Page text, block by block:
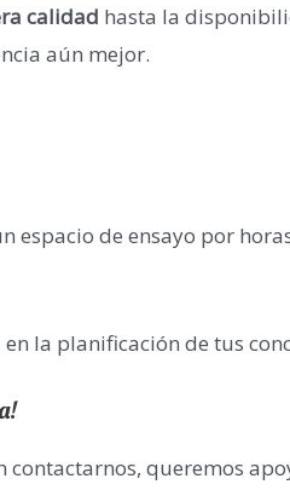
calidad hasta la
aún mejor.
espacio de ensayo por
la planificación de tus
queremos